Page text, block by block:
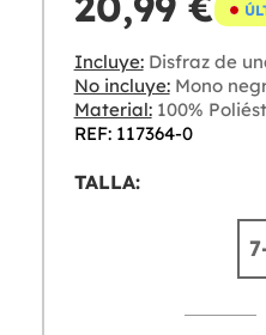
Incluye:Disfraz de
No incluye:Mono
Material:100%
REF: 117364-0
TALLA: